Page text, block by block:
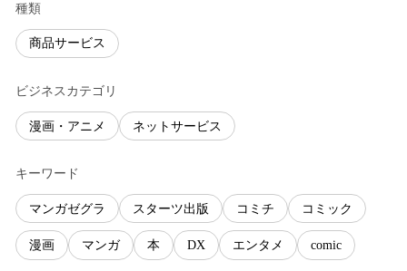
種類
商品サービス
ビジネスカテゴリ
漫画・アニメ ネットサービス
キーワード
マンガゼグラ スターツ出版 コミチ コミック
漫画 マンガ 本 DX エンタメ comic